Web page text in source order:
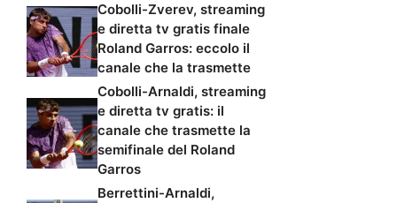
Cobolli-Zverev, streaming
e diretta tv gratis finale
Roland Garros: eccolo il
canale che la trasmette
Cobolli-Arnaldi, streaming
e diretta tv gratis: il
canale che trasmette la
semifinale del Roland
Garros
Berrettini-Arnaldi,